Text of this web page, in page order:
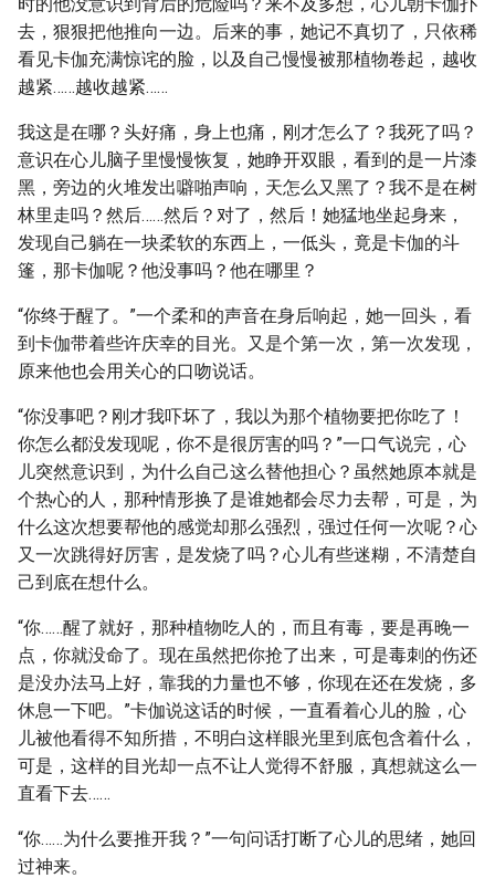
去，狠狠把他推向一边。后来的事，她记不真切了，只依稀
看见卡伽充满惊诧的脸，以及自己慢慢被那植物卷起，越收
越紧……越收越紧……
我这是在哪？头好痛，身上也痛，刚才怎么了？我死了吗？
意识在心儿脑子里慢慢恢复，她睁开双眼，看到的是一片漆
黑，旁边的火堆发出噼啪声响，天怎么又黑了？我不是在树
林里走吗？然后……然后？对了，然后！她猛地坐起身来，
发现自己躺在一块柔软的东西上，一低头，竟是卡伽的斗
篷，那卡伽呢？他没事吗？他在哪里？
“你终于醒了。”一个柔和的声音在身后响起，她一回头，看
到卡伽带着些许庆幸的目光。又是个第一次，第一次发现，
原来他也会用关心的口吻说话。
“你没事吧？刚才我吓坏了，我以为那个植物要把你吃了！
你怎么都没发现呢，你不是很厉害的吗？”一口气说完，心
儿突然意识到，为什么自己这么替他担心？虽然她原本就是
个热心的人，那种情形换了是谁她都会尽力去帮，可是，为
什么这次想要帮他的感觉却那么强烈，强过任何一次呢？心
又一次跳得好厉害，是发烧了吗？心儿有些迷糊，不清楚自
己到底在想什么。
“你……醒了就好，那种植物吃人的，而且有毒，要是再晚一
点，你就没命了。现在虽然把你抢了出来，可是毒刺的伤还
是没办法马上好，靠我的力量也不够，你现在还在发烧，多
休息一下吧。”卡伽说这话的时候，一直看着心儿的脸，心
儿被他看得不知所措，不明白这样眼光里到底包含着什么，
可是，这样的目光却一点不让人觉得不舒服，真想就这么一
直看下去……
“你……为什么要推开我？”一句问话打断了心儿的思绪，她回
过神来。